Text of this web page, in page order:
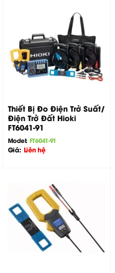
Thiết Bị Đo Điện Trở Suất/
Điện Trở Đất Hioki
FT6041-91
Model: FT6041-91
Giá: Liên hệ